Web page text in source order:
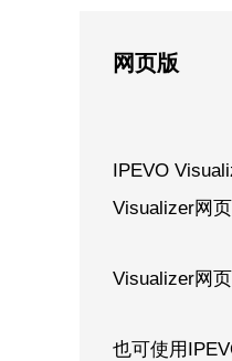
网页版
IPEVO
Visualizer网
Visualizer网
也可使用